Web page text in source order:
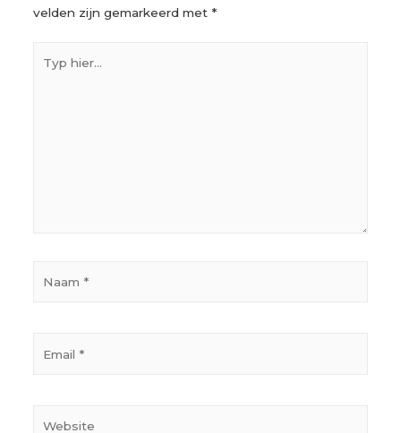
velden zijn gemarkeerd met *